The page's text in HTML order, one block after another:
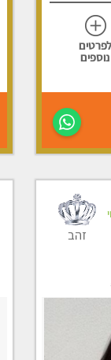
לפרטים
נוספים
זהב